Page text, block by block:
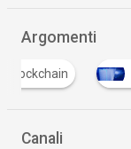
Argomenti
blockchain
Canali